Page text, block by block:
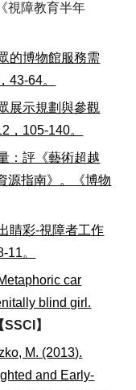
視障教育半年
的博物館服務需
43-64。
展示規劃與參觀
，105-140。
：評《藝術超越
源指南》。《博物
睛彩-視障者工作
。
car
blind girl.
SSCI】
M. (2013).
and Early-